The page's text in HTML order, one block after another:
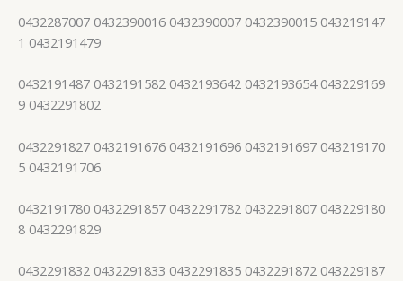
0432287007 0432390016 0432390007 0432390015 043219147
1 0432191479
0432191487 0432191582 0432193642 0432193654 043229169
9 0432291802
0432291827 0432191676 0432191696 0432191697 043219170
5 0432191706
0432191780 0432291857 0432291782 0432291807 043229180
8 0432291829
0432291832 0432291833 0432291835 0432291872 043229187